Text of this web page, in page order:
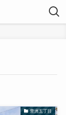
豊洲五丁目